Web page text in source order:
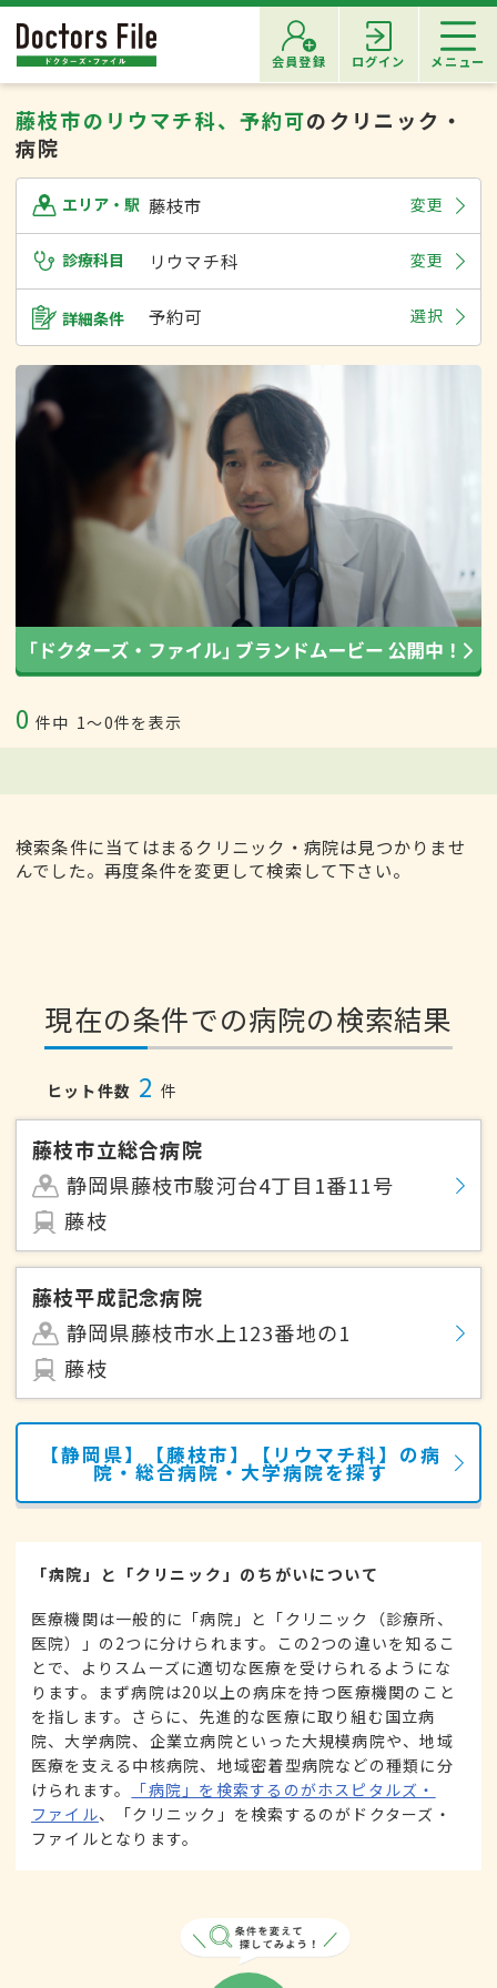
会員登録 ログイン メニュー
藤枝市のリウマチ科、予約可のクリニック・
病院
エリア・駅 藤枝市 変更
診療科目 リウマチ科 変更
詳細条件 予約可 選択
0 件中 1〜0件を表示
検索条件に当てはまるクリニック・病院は見つかりませ
んでした。再度条件を変更して検索して下さい。
現在の条件での病院の検索結果
ヒット件数 2 件
藤枝市立総合病院
静岡県藤枝市駿河台4丁目1番11号
藤枝
藤枝平成記念病院
静岡県藤枝市水上123番地の1
藤枝
【静岡県】【藤枝市】【リウマチ科】の病
院・総合病院・大学病院を探す
「病院」と「クリニック」のちがいについて
医療機関は一般的に「病院」と「クリニック（診療所、
医院）」の2つに分けられます。この2つの違いを知るこ
とで、よりスムーズに適切な医療を受けられるようにな
ります。まず病院は20以上の病床を持つ医療機関のこと
を指します。さらに、先進的な医療に取り組む国立病
院、大学病院、企業立病院といった大規模病院や、地域
医療を支える中核病院、地域密着型病院などの種類に分
けられます。
「病院」を検索するのがホスピタルズ・
ファイル、「クリニック」を検索するのがドクターズ・
ファイルとなります。